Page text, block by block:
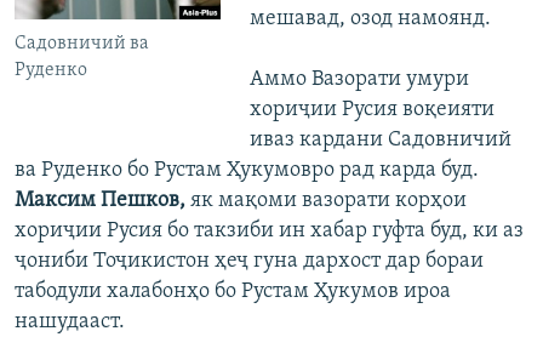
Cадовничий ва
Руденко
мешавад, озод намоянд.
Аммо Вазорати умури
хориҷии Русия воқеияти
иваз кардани Садовничий
ва Руденко бо Рустам Ҳукумовро рад карда буд.
Максим Пешков, як мақоми вазорати корҳои
хориҷии Русия бо такзиби ин хабар гуфта буд, ки аз
ҷониби Тоҷикистон ҳеҷ гуна дархост дар бораи
табодули халабонҳо бо Рустам Ҳукумов ироа
нашудааст.